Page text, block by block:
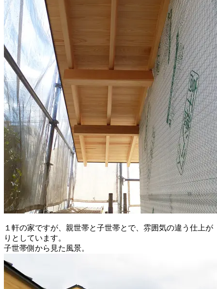
１軒の家ですが、親世帯と子世帯とで、雰囲気の違う仕上が
りとしています。
子世帯側から見た風景。